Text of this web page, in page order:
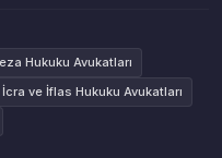
Hukuku Avukatları
ve İflas Hukuku Avukatları